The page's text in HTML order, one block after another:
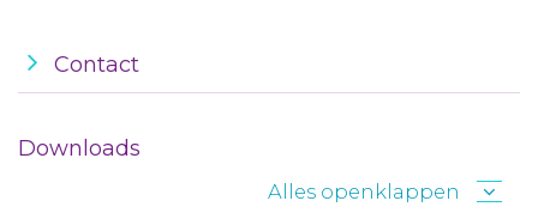
Contact
Downloads
Alles openklappen